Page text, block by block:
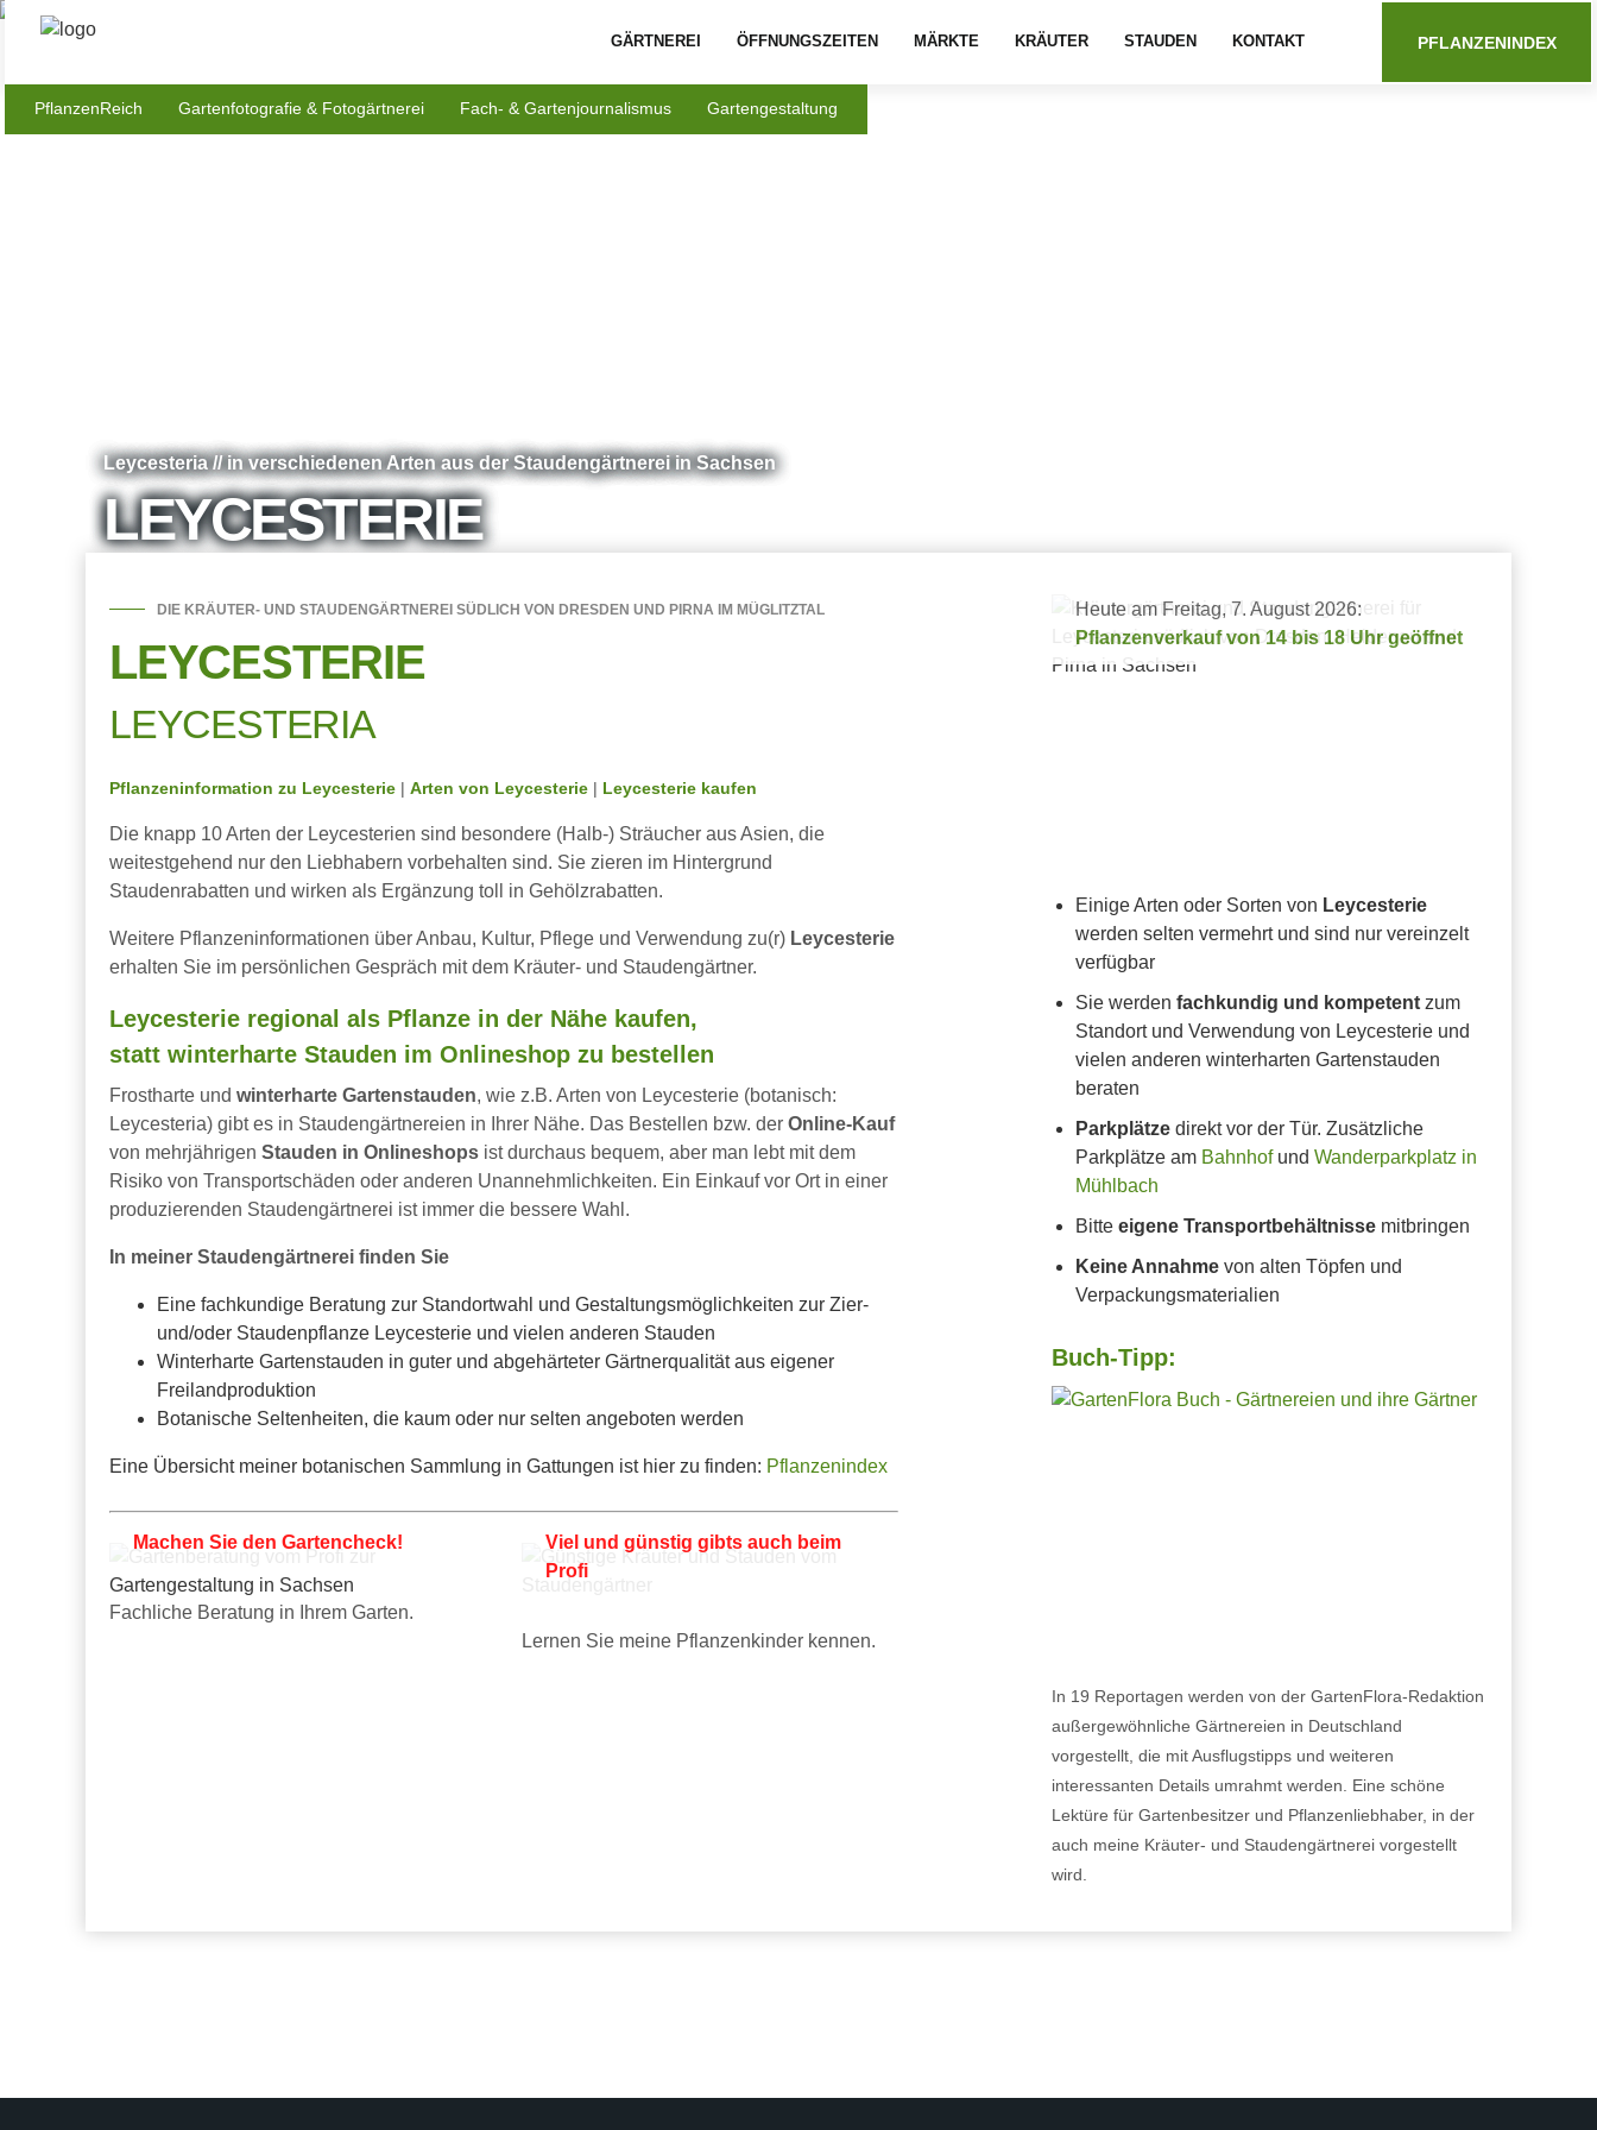
GÄRTNEREI ÖFFNUNGSZEITEN MÄRKTE KRÄUTER STAUDEN KONTAKT PFLANZENINDEX
PflanzenReich Gartenfotografie & Fotogärtnerei Fach- & Gartenjournalismus Gartengestaltung
Leycesteria // in verschiedenen Arten aus der Staudengärtnerei in Sachsen
LEYCESTERIE
DIE KRÄUTER- UND STAUDENGÄRTNEREI SÜDLICH VON DRESDEN UND PIRNA IM MÜGLITZTAL
LEYCESTERIE
LEYCESTERIA
Pflanzeninformation zu Leycesterie Arten von Leycesterie Leycesterie kaufen
Die knapp 10 Arten der Leycesterien sind besondere (Halb-) Sträucher aus Asien, die
weitestgehend nur den Liebhabern vorbehalten sind. Sie zieren im Hintergrund
Staudenrabatten und wirken als Ergänzung toll in Gehölzrabatten.
Weitere Pflanzeninformationen über Anbau, Kultur, Pflege und Verwendung zu(r) Leycesterie
erhalten Sie im persönlichen Gespräch mit dem Kräuter- und Staudengärtner.
Leycesterie regional als Pflanze in der Nähe kaufen,
statt winterharte Stauden im Onlineshop zu bestellen
Frostharte und winterharte Gartenstauden, wie z.B. Arten von Leycesterie (botanisch:
Leycesteria) gibt es in Staudengärtnereien in Ihrer Nähe. Das Bestellen bzw. der Online-Kauf
von mehrjährigen Stauden in Onlineshops ist durchaus bequem, aber man lebt mit dem
Risiko von Transportschäden oder anderen Unannehmlichkeiten. Ein Einkauf vor Ort in einer
produzierenden Staudengärtnerei ist immer die bessere Wahl.
In meiner Staudengärtnerei finden Sie
Eine fachkundige Beratung zur Standortwahl und Gestaltungsmöglichkeiten zur Zier-
und/oder Staudenpflanze Leycesterie und vielen anderen Stauden
Winterharte Gartenstauden in guter und abgehärteter Gärtnerqualität aus eigener
Freilandproduktion
Botanische Seltenheiten, die kaum oder nur selten angeboten werden
Eine Übersicht meiner botanischen Sammlung in Gattungen ist hier zu finden: Pflanzenindex
Machen Sie den Gartencheck!
Fachliche Beratung in Ihrem Garten.
Viel und günstig gibts auch beim
Profi
Lernen Sie meine Pflanzenkinder kennen.
Heute am Freitag, 7. August 2026:
Pflanzenverkauf von 14 bis 18 Uhr geöffnet
Einige Arten oder Sorten von Leycesterie
werden selten vermehrt und sind nur vereinzelt
verfügbar
Sie werdenfachkundig und kompetent zum
Standort und Verwendung von Leycesterie und
vielen anderen winterharten Gartenstauden
beraten
Parkplätze direkt vor der Tür. Zusätzliche
Parkplätze am BahnhofundWanderparkplatz in
Mühlbach
Bitteeigene Transportbehältnisse mitbringen
Keine Annahme von alten Töpfen und
Verpackungsmaterialien
Buch-Tipp:
In 19 Reportagen werden von der GartenFlora-Redaktion
außergewöhnliche Gärtnereien in Deutschland
vorgestellt, die mit Ausflugstipps und weiteren
interessanten Details umrahmt werden. Eine schöne
Lektüre für Gartenbesitzer und Pflanzenliebhaber, in der
auch meine Kräuter- und Staudengärtnerei vorgestellt
wird.